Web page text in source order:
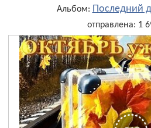
Альбом: Последний
отправлена: 1